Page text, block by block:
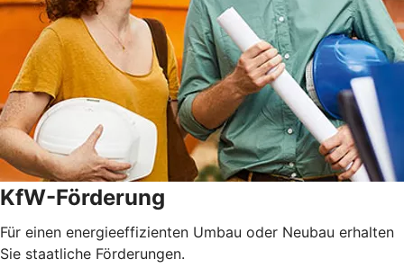
KfW-Förderung
Für einen energieeffizienten Umbau oder Neubau erhalten
Sie staatliche Förderungen.